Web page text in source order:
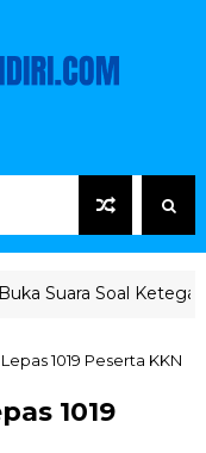
Jalur
1019 Peserta KKN
1019